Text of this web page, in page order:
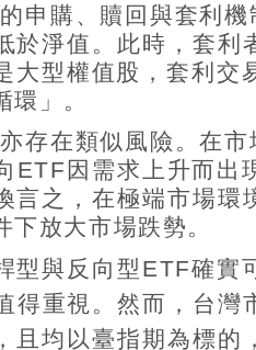
的申購、贖回與套利
於淨值。此時，套利
大型權值股，套利交
」。
亦存在類似風險。在
ETF 因需求上升而出
言之，在極端市場環
放大市場跌勢。
型與反向型 ETF確實
得重視。然而，台灣
且均以臺指期為標的